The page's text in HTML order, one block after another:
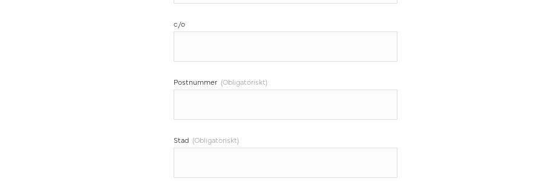
c/o
Postnummer (Obligatoriskt)
Stad (Obligatoriskt)